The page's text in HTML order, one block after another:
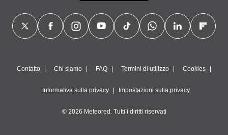
Contatto Chi siamo FAQ Termini di utilizzo Cookies
Informativa sulla privacy Impostazioni sulla privacy
© 2026 Meteored. Tutti i diritti riservati